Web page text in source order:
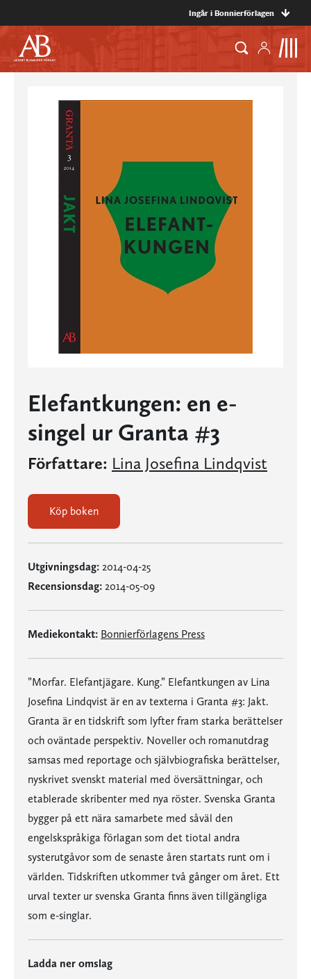
Ingår i Bonnierförlagen
Elefantkungen: en e-
singel ur Granta #3
Författare: Lina Josefina Lindqvist
Köp boken
Utgivningsdag: 2014-04-25
Recensionsdag: 2014-05-09
Mediekontakt: Bonnierförlagens Press
”Morfar. Elefantjägare. Kung.” Elefantkungen av Lina
Josefina Lindqvist är en av texterna i Granta #3: Jakt.
Granta är en tidskrift som lyfter fram starka berättelser
och oväntade perspektiv. Noveller och romanutdrag
samsas med reportage och självbiografiska berättelser,
nyskrivet svenskt material med översättningar, och
etablerade skribenter med nya röster. Svenska Granta
bygger på ett nära samarbete med såväl den
engelskspråkiga förlagan som det tiotal andra
systerutgåvor som de senaste åren startats runt om i
världen. Tidskriften utkommer två gånger om året. Ett
urval texter ur svenska Granta finns även tillgängliga
som e-singlar.
Ladda ner omslag